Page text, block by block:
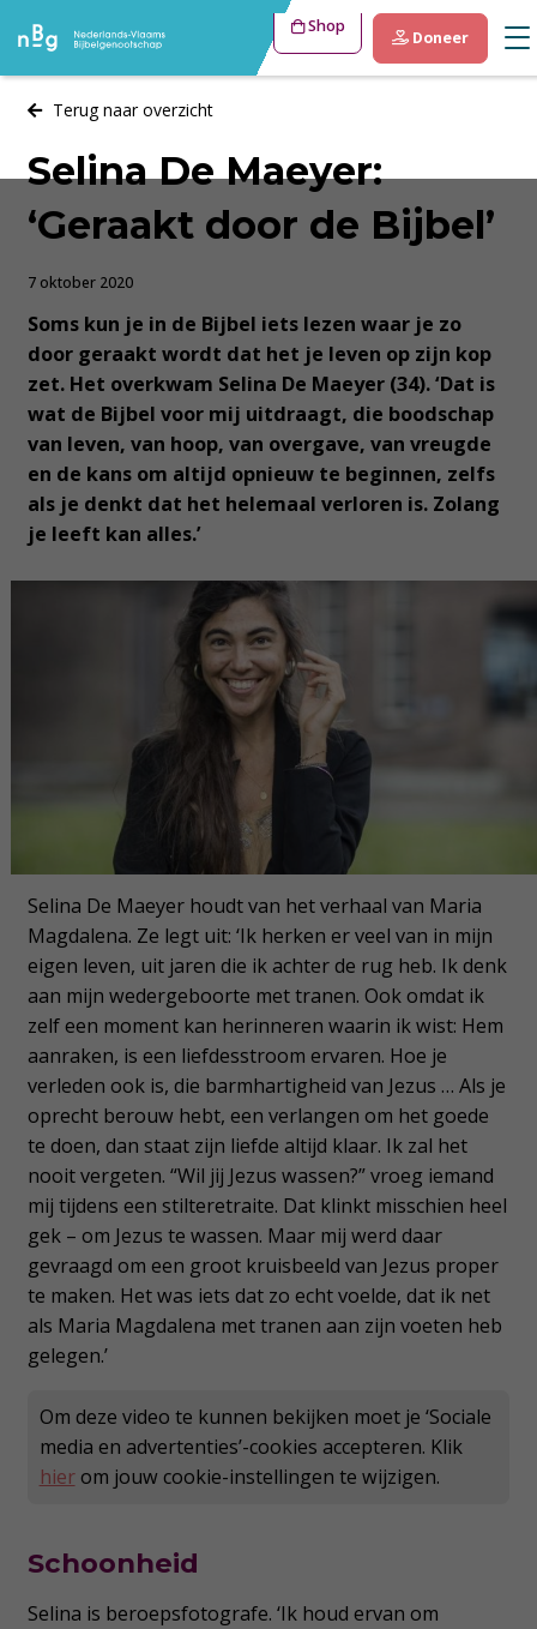
Shop
Doneer
Terug naar overzicht
Selina De Maeyer:
‘Geraakt door de Bijbel’
7 oktober 2020
Soms kun je in de Bijbel iets lezen waar je zo
door geraakt wordt dat het je leven op zijn kop
zet. Het overkwam Selina De Maeyer (34). ‘Dat is
wat de Bijbel voor mij uitdraagt, die boodschap
van leven, van hoop, van overgave, van vreugde
en de kans om altijd opnieuw te beginnen, zelfs
als je denkt dat het helemaal verloren is. Zolang
je leeft kan alles.’
Selina De Maeyer houdt van het verhaal van Maria
Magdalena. Ze legt uit: ‘Ik herken er veel van in mijn
eigen leven, uit jaren die ik achter de rug heb. Ik denk
aan mijn wedergeboorte met tranen. Ook omdat ik
zelf een moment kan herinneren waarin ik wist: Hem
aanraken, is een liefdesstroom ervaren. Hoe je
verleden ook is, die barmhartigheid van Jezus … Als je
oprecht berouw hebt, een verlangen om het goede
te doen, dan staat zijn liefde altijd klaar. Ik zal het
nooit vergeten. “Wil jij Jezus wassen?” vroeg iemand
mij tijdens een stilteretraite. Dat klinkt misschien heel
gek – om Jezus te wassen. Maar mij werd daar
gevraagd om een groot kruisbeeld van Jezus proper
te maken. Het was iets dat zo echt voelde, dat ik net
als Maria Magdalena met tranen aan zijn voeten heb
gelegen.’
Om deze video te kunnen bekijken moet je ‘Sociale
media en advertenties’-cookies accepteren. Klik
hierom jouw cookie-instellingen te wijzigen.
Schoonheid
Selina is beroepsfotografe. ‘Ik houd ervan om